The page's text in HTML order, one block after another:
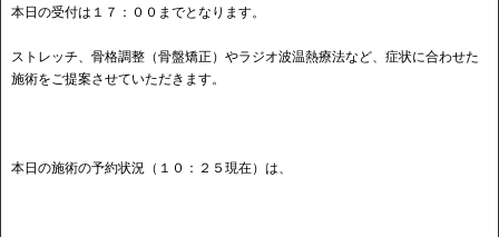
本日の受付は１７：００までとなります。
ストレッチ、骨格調整（骨盤矯正）やラジオ波温熱療法など、症状に合わせた
施術をご提案させていただきます。
本日の施術の予約状況（１０：２５現在）は、